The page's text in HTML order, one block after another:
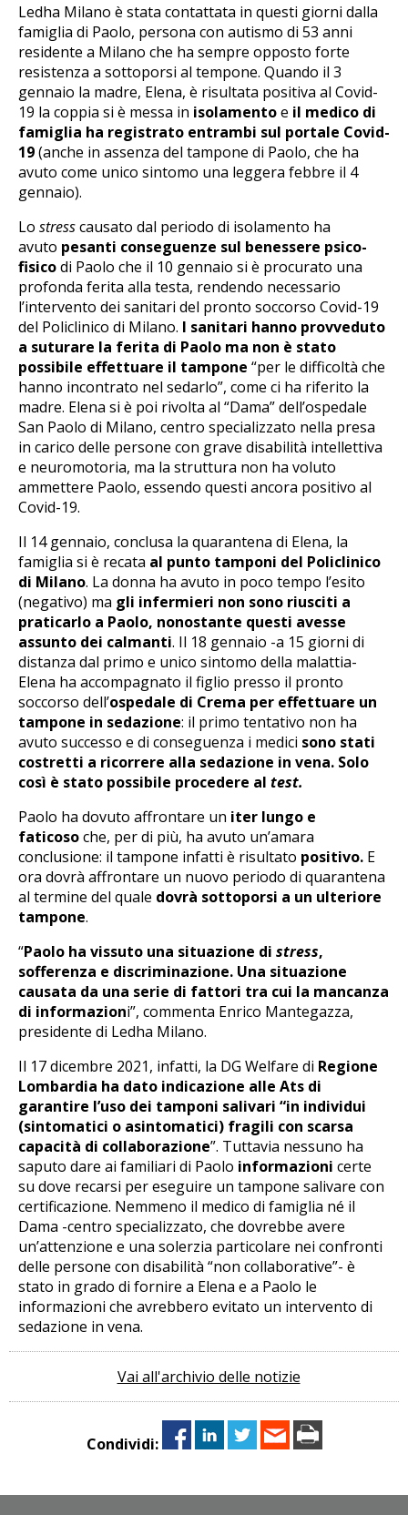
Ledha Milano è stata contattata in questi giorni dalla
famiglia di Paolo, persona con autismo di 53 anni
residente a Milano che ha sempre opposto forte
resistenza a sottoporsi al tempone. Quando il 3
gennaio la madre, Elena, è risultata positiva al Covid-
19 la coppia si è messa in isolamentoe il medico di
famiglia ha registrato entrambi sul portale Covid-
19(anche in assenza del tampone di Paolo, che ha
avuto come unico sintomo una leggera febbre il 4
gennaio).
Lo stresscausato dal periodo di isolamento ha
avuto pesanti conseguenze sul benessere psico-
fisicodi Paolo che il 10 gennaio si è procurato una
profonda ferita alla testa, rendendo necessario
l’intervento dei sanitari del pronto soccorso Covid-19
del Policlinico di Milano. I sanitari hanno provveduto
a suturare la ferita di Paolo ma non è stato
possibile effettuare il tampone “per le difficoltà che
hanno incontrato nel sedarlo”, come ci ha riferito la
madre. Elena si è poi rivolta al “Dama” dell’ospedale
San Paolo di Milano, centro specializzato nella presa
in carico delle persone con grave disabilità intellettiva
e neuromotoria, ma la struttura non ha voluto
ammettere Paolo, essendo questi ancora positivo al
Covid-19.
Il 14 gennaio, conclusa la quarantena di Elena, la
famiglia si è recata al punto tamponi del Policlinico
di Milano. La donna ha avuto in poco tempo l’esito
(negativo) ma gli infermieri non sono riusciti a
praticarlo a Paolo, nonostante questi avesse
assunto dei calmanti. Il 18 gennaio -a 15 giorni di
distanza dal primo e unico sintomo della malattia-
Elena ha accompagnato il figlio presso il pronto
soccorso dell’ospedale di Crema per effettuare un
tampone in sedazione: il primo tentativo non ha
avuto successo e di conseguenza i medici sono stati
costretti a ricorrere alla sedazione in vena. Solo
così è stato possibile procedere al test.
Paolo ha dovuto affrontare un iter lungo e
faticosoche, per di più, ha avuto un’amara
conclusione: il tampone infatti è risultato positivo. E
ora dovrà affrontare un nuovo periodo di quarantena
al termine del quale dovrà sottoporsi a un ulteriore
tampone.
“Paolo ha vissuto una situazione di stress,
sofferenza e discriminazione. Una situazione
causata da una serie di fattori tra cui la mancanza
di informazioni”, commenta Enrico Mantegazza,
presidente di Ledha Milano.
Il 17 dicembre 2021, infatti, la DG Welfare di Regione
Lombardia ha dato indicazione alle Ats di
garantire l’uso dei tamponi salivari “in individui
(sintomatici o asintomatici) fragili con scarsa
capacità di collaborazione”. Tuttavia nessuno ha
saputo dare ai familiari di Paolo informazioni certe
su dove recarsi per eseguire un tampone salivare con
certificazione. Nemmeno il medico di famiglia né il
Dama -centro specializzato, che dovrebbe avere
un’attenzione e una solerzia particolare nei confronti
delle persone con disabilità “non collaborative”- è
stato in grado di fornire a Elena e a Paolo le
informazioni che avrebbero evitato un intervento di
sedazione in vena.
Vai all'archivio delle notizie
Condividi: